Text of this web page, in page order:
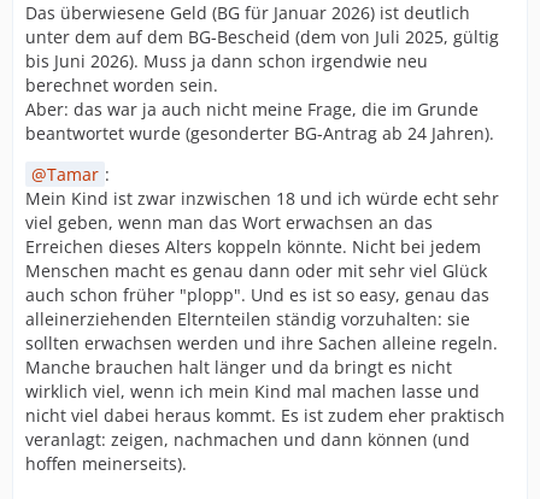
Das überwiesene Geld (BG für Januar 2026) ist deutlich
unter dem auf dem BG-Bescheid (dem von Juli 2025, gültig
bis Juni 2026). Muss ja dann schon irgendwie neu
berechnet worden sein.
Aber: das war ja auch nicht meine Frage, die im Grunde
beantwortet wurde (gesonderter BG-Antrag ab 24 Jahren).
Tamar :
Mein Kind ist zwar inzwischen 18 und ich würde echt sehr
viel geben, wenn man das Wort erwachsen an das
Erreichen dieses Alters koppeln könnte. Nicht bei jedem
Menschen macht es genau dann oder mit sehr viel Glück
auch schon früher "plopp". Und es ist so easy, genau das
alleinerziehenden Elternteilen ständig vorzuhalten: sie
sollten erwachsen werden und ihre Sachen alleine regeln.
Manche brauchen halt länger und da bringt es nicht
wirklich viel, wenn ich mein Kind mal machen lasse und
nicht viel dabei heraus kommt. Es ist zudem eher praktisch
veranlagt: zeigen, nachmachen und dann können (und
hoffen meinerseits).